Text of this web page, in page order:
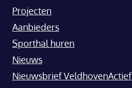
Projecten
Aanbieders
Sporthal huren
Nieuws
Nieuwsbrief VeldhovenActief